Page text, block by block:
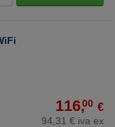
116,00 €
94,31 € iva ex